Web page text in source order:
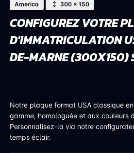
America 300 × 150
CONFIGUREZ VOTRE
D'IMMATRICULATION
DE-MARNE (300X150)
Notre plaque format USA classique
gamme, homologuée et aux couleurs
Personnalisez-la via notre
temps éclair.